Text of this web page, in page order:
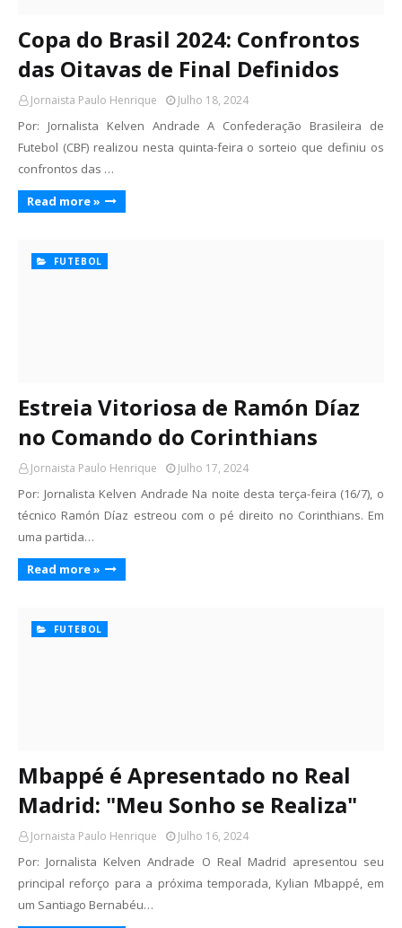
Copa do Brasil 2024: Confrontos
das Oitavas de Final Definidos
Jornaista Paulo Henrique Julho 18, 2024
Por: Jornalista Kelven Andrade A Confederação Brasileira de
Futebol (CBF) realizou nesta quinta-feira o sorteio que definiu os
confrontos das …
Read more »
FUTEBOL
Estreia Vitoriosa de Ramón Díaz
no Comando do Corinthians
Jornaista Paulo Henrique Julho 17, 2024
Por: Jornalista Kelven Andrade Na noite desta terça-feira (16/7), o
técnico Ramón Díaz estreou com o pé direito no Corinthians. Em
uma partida…
Read more »
FUTEBOL
Mbappé é Apresentado no Real
Madrid: "Meu Sonho se Realiza"
Jornaista Paulo Henrique Julho 16, 2024
Por: Jornalista Kelven Andrade O Real Madrid apresentou seu
principal reforço para a próxima temporada, Kylian Mbappé, em
um Santiago Bernabéu…